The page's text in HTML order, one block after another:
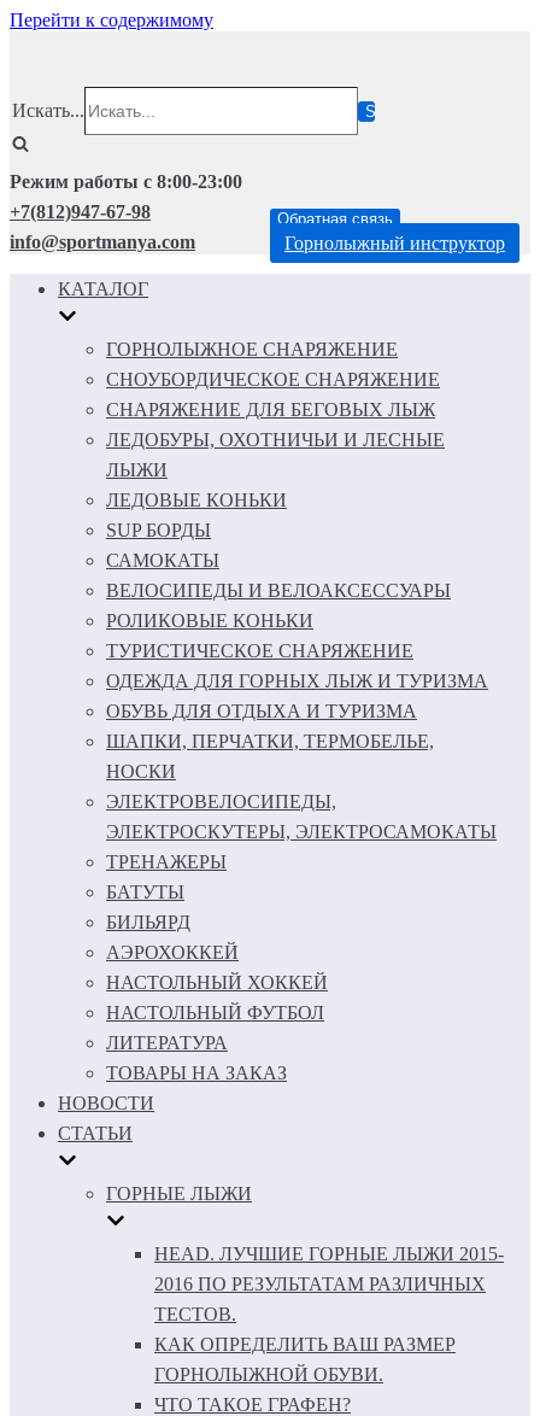
Перейти к содержимому
Искать...
Режим работы с 8:00-23:00
+7(812)947-67-98
info@sportmanya.com
Обратная связь
Горнолыжный инструктор
КАТАЛОГ
ГОРНОЛЫЖНОЕ СНАРЯЖЕНИЕ
СНОУБОРДИЧЕСКОЕ СНАРЯЖЕНИЕ
СНАРЯЖЕНИЕ ДЛЯ БЕГОВЫХ ЛЫЖ
ЛЕДОБУРЫ, ОХОТНИЧЬИ И ЛЕСНЫЕ
ЛЫЖИ
ЛЕДОВЫЕ КОНЬКИ
SUP БОРДЫ
САМОКАТЫ
ВЕЛОСИПЕДЫ И ВЕЛОАКСЕССУАРЫ
РОЛИКОВЫЕ КОНЬКИ
ТУРИСТИЧЕСКОЕ СНАРЯЖЕНИЕ
ОДЕЖДА ДЛЯ ГОРНЫХ ЛЫЖ И ТУРИЗМА
ОБУВЬ ДЛЯ ОТДЫХА И ТУРИЗМА
ШАПКИ, ПЕРЧАТКИ, ТЕРМОБЕЛЬЕ,
НОСКИ
ЭЛЕКТРОВЕЛОСИПЕДЫ,
ЭЛЕКТРОСКУТЕРЫ, ЭЛЕКТРОСАМОКАТЫ
ТРЕНАЖЕРЫ
БАТУТЫ
БИЛЬЯРД
АЭРОХОККЕЙ
НАСТОЛЬНЫЙ ХОККЕЙ
НАСТОЛЬНЫЙ ФУТБОЛ
ЛИТЕРАТУРА
ТОВАРЫ НА ЗАКАЗ
НОВОСТИ
СТАТЬИ
ГОРНЫЕ ЛЫЖИ
HEAD. ЛУЧШИЕ ГОРНЫЕ ЛЫЖИ 2015-
2016 ПО РЕЗУЛЬТАТАМ РАЗЛИЧНЫХ
ТЕСТОВ.
КАК ОПРЕДЕЛИТЬ ВАШ РАЗМЕР
ГОРНОЛЫЖНОЙ ОБУВИ.
ЧТО ТАКОЕ ГРАФЕН?